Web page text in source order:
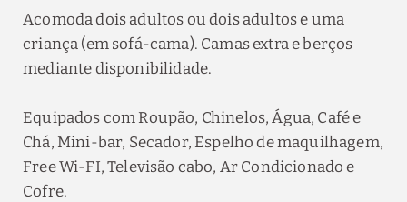
Acomoda dois adultos ou dois adultos e uma
criança (em sofá-cama). Camas extra e berços
mediante disponibilidade.
Equipados com Roupão, Chinelos, Água, Café e
Chá, Mini-bar, Secador, Espelho de maquilhagem,
Free Wi-FI, Televisão cabo, Ar Condicionado e
Cofre.